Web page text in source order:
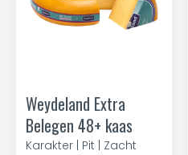
Weydeland Extra
Belegen 48+ kaas
Karakter | Pit | Zacht